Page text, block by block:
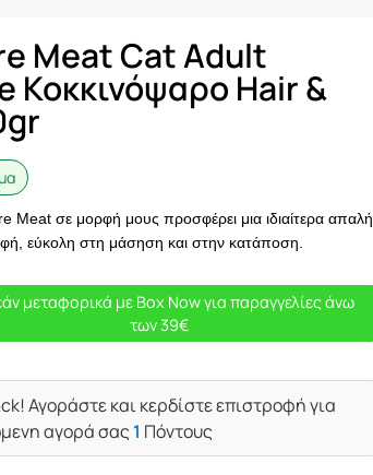
Meat Cat Adult
Κοκκινόψαρο Hair &
Meat σε μορφή μους προσφέρει μια ιδιαίτερα απαλή
εύκολη στη μάσηση και στην κατάποση.
μεταφορικά με Box Now για παραγγελίες άνω
των 39€
Αγοράστε και κερδίστε επιστροφή για
αγορά σας1 Πόντους